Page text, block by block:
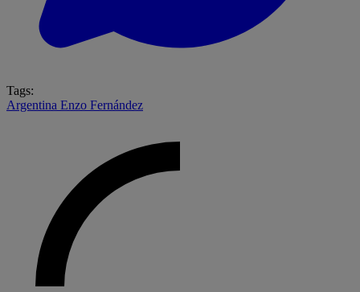
Tags:
Argentina Enzo Fernández